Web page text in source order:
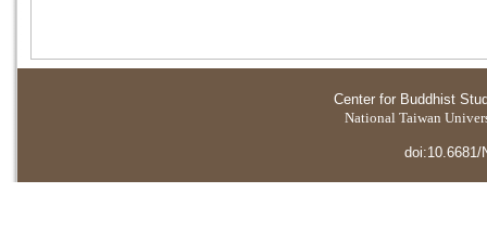
Center for Buddhist
National Taiwan
doi:10.6681/